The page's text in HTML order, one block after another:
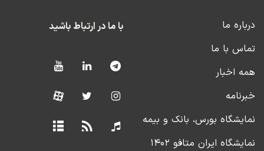
درباره ما
تماس با ما
همه اخبار
خبرنامه
نمایشگاه بورس، بانک و بیمه
نمایشگاه ایران متافو ۱۴۰۲
با ما در ارتباط باشید